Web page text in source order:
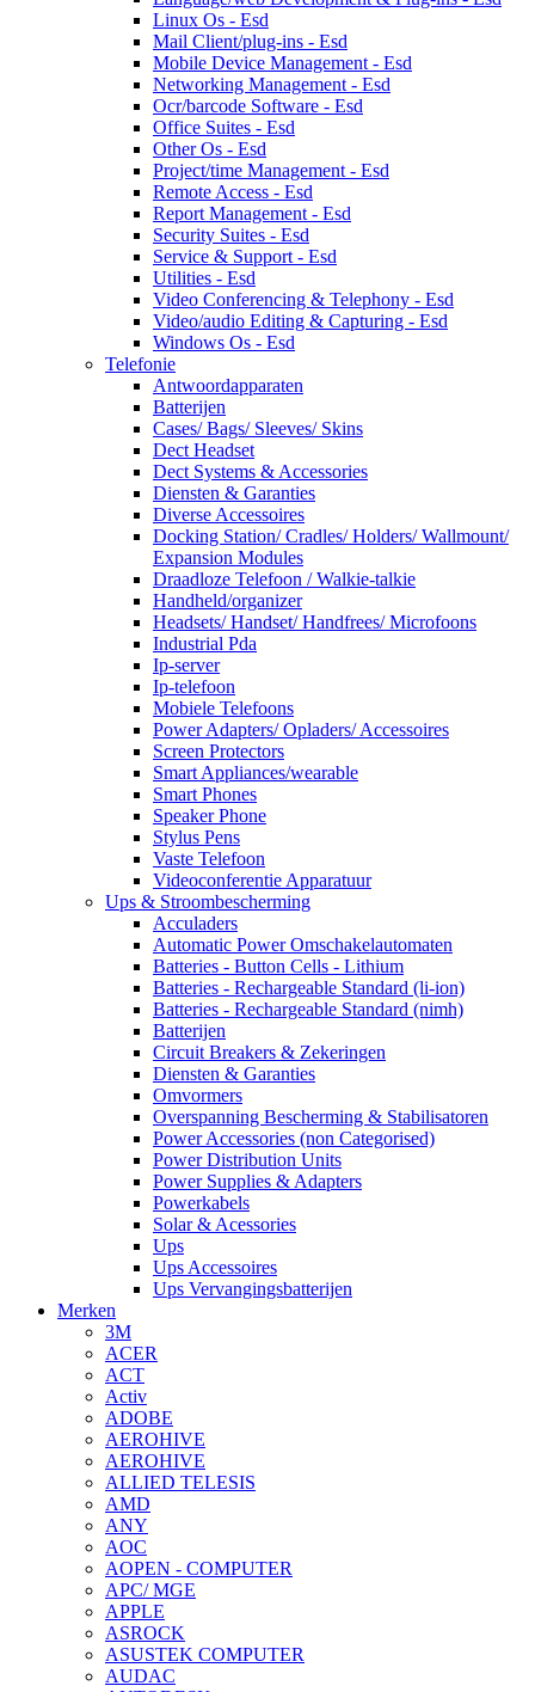
Linux Os - Esd
Mail Client/plug-ins - Esd
Mobile Device Management - Esd
Networking Management - Esd
Ocr/barcode Software - Esd
Office Suites - Esd
Other Os - Esd
Project/time Management - Esd
Remote Access - Esd
Report Management - Esd
Security Suites - Esd
Service & Support - Esd
Utilities - Esd
Video Conferencing & Telephony - Esd
Video/audio Editing & Capturing - Esd
Windows Os - Esd
Telefonie
Antwoordapparaten
Batterijen
Cases/ Bags/ Sleeves/ Skins
Dect Headset
Dect Systems & Accessories
Diensten & Garanties
Diverse Accessoires
Docking Station/ Cradles/ Holders/ Wallmount/
Expansion Modules
Draadloze Telefoon / Walkie-talkie
Handheld/organizer
Headsets/ Handset/ Handfrees/ Microfoons
Industrial Pda
Ip-server
Ip-telefoon
Mobiele Telefoons
Power Adapters/ Opladers/ Accessoires
Screen Protectors
Smart Appliances/wearable
Smart Phones
Speaker Phone
Stylus Pens
Vaste Telefoon
Videoconferentie Apparatuur
Ups & Stroombescherming
Acculaders
Automatic Power Omschakelautomaten
Batteries - Button Cells - Lithium
Batteries - Rechargeable Standard (li-ion)
Batteries - Rechargeable Standard (nimh)
Batterijen
Circuit Breakers & Zekeringen
Diensten & Garanties
Omvormers
Overspanning Bescherming & Stabilisatoren
Power Accessories (non Categorised)
Power Distribution Units
Power Supplies & Adapters
Powerkabels
Solar & Acessories
Ups
Ups Accessoires
Ups Vervangingsbatterijen
Merken
3M
ACER
ACT
Activ
ADOBE
AEROHIVE
AEROHIVE
ALLIED TELESIS
AMD
ANY
AOC
AOPEN - COMPUTER
APC/ MGE
APPLE
ASROCK
ASUSTEK COMPUTER
AUDAC